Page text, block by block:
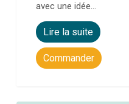
avec une idée…
Lire la suite
Commander